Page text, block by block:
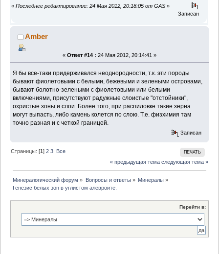
« Последнее редактирование: 24 Мая 2012, 20:18:05 от GAS »
Записан
Amber
« Ответ #14 : 24 Мая 2012, 20:14:41 »
Я бы все-таки придерживался неоднородности, т.к. эти породы
бывают фиолетовыми с белыми, бежевыми и зелеными островами,
бывают болотно-зелеными с фиолетовыми или белыми
включениями, присутствуют радужные слоистые "отстойники",
охристые зоны и слои. Более того, при распиловке такие зерна
могут выпасть, либо камень колется по слою. Т.е. физхимия там
точно разная и с четкой границей.
Записан
ПЕЧАТЬ
Страницы: [1]2 3
Все
« предыдущая тема следующая тема »
Минералогический форум » Вопросы и ответы» Минералы»
Генезис белых зон в углистом алевроите.
Перейти в: